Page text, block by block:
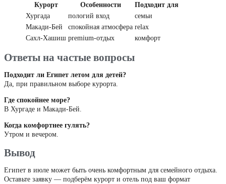
Курорт Особенности
Подходит для
Хургада
пологий вход
семьи
Макади-Бей
спокойная атмосфера relax
Сахл-Хашиш premium-отдых комфорт
Ответы на частые вопросы
Подходит ли Египет летом для детей?
Да, при правильном выборе курорта.
Где спокойнее море?
В Хургаде и Макади-Бей.
Когда комфортнее гулять?
Утром и вечером.
Вывод
Египет в июле может быть очень комфортным для семейного отдыха.
Оставьте заявку — подберём курорт и отель под ваш формат